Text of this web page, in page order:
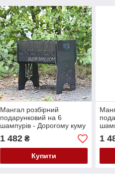
Мангал розбірний
подарунковий на 6
шампурів - Дорогому куму
1 482₴
Купити
1